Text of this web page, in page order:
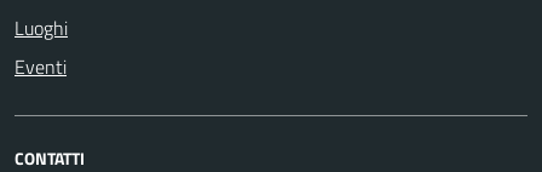
Luoghi
Eventi
CONTATTI